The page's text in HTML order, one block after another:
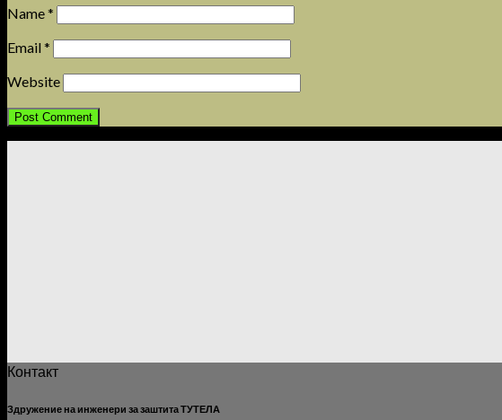
Name*
Email*
Website
Контакт
Здружение на инженери за заштита ТУТЕЛА